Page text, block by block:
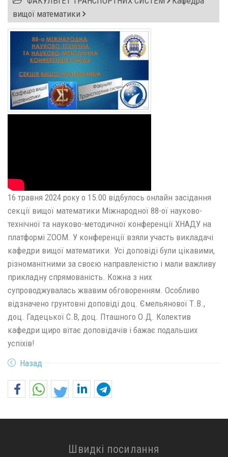
вищої математики
16 травня 2024 року о 15.00 відбулось онлайн засідання
секції вищої математики Міжнародної 88-ої науково-
технічної та науково-методичної конференції ХНАДУ на
платформі ZOOM. У конференції взяли участь викладачі
кафедри вищої математики. Усі доповіді були цікавими,
різноманітними за своєю направленістю і мали важливу
прикладну спрямованість. Кожна з них
супроводжувалась жвавим обговоренням. Особливо
відзначено грунтовні доповіді доц. Ємельянової Т.В.,
доц. Гадецької С.В, доц. Пташного О.Д. Колектив
кафедри щиро вітає доповідачів і бажає подальших
успіхів!
Назад
Швидкі посилання